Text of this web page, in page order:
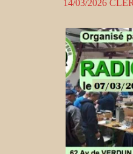
14/03/2026